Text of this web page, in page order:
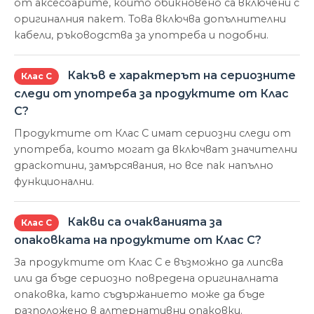
от аксесоарите, които обикновено са включени с
оригиналния пакет. Това включва допълнителни
кабели, ръководства за употреба и подобни.
Клас С
Какъв е характерът на сериозните
следи от употреба за продуктите от Клас
С?
Продуктите от Клас С имат сериозни следи от
употреба, които могат да включват значителни
драскотини, замърсявания, но все пак напълно
функционални.
Клас С
Какви са очакванията за
опаковката на продуктите от Клас С?
За продуктите от Клас С е възможно да липсва
или да бъде сериозно повредена оригиналната
опаковка, като съдържанието може да бъде
разположено в алтернативни опаковки.